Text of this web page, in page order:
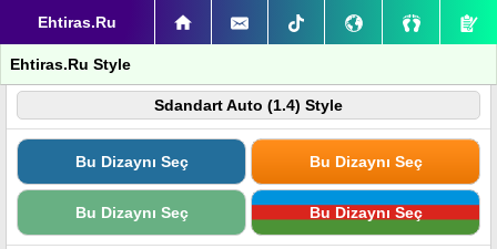
Ehtiras.Ru
Ehtiras.Ru Style
Sdandart Auto (1.4) Style
Bu Dizaynı Seç Bu Dizaynı Seç
Bu Dizaynı Seç Bu Dizaynı Seç